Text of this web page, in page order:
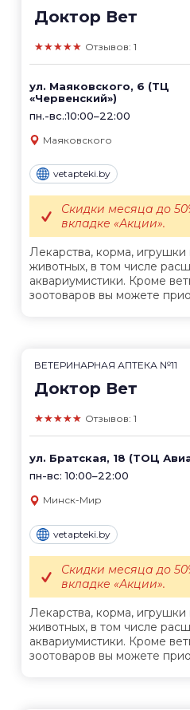
Доктор Вет
★★★★★ Отзывов: 1
ул. Маяковского, 6 (ТЦ
«Червенский»)
пн.-вс.:10:00–22:00
Маяковского
vetapteki.by
Лекарства, корма,
животных, в том числе
аквариумистики. Кроме
зоотоваров вы можете
Скидки месяца до
вкладке «Акции».
ВЕТЕРИНАРНАЯ АПТЕКА №11
Доктор Вет
★★★★★ Отзывов: 1
ул. Братская, 18 (ТОЦ
пн-вс: 10:00–22:00
Минск-Мир
vetapteki.by
Лекарства, корма,
животных, в том числе
аквариумистики. Кроме
зоотоваров вы можете
Скидки месяца до
вкладке «Акции».